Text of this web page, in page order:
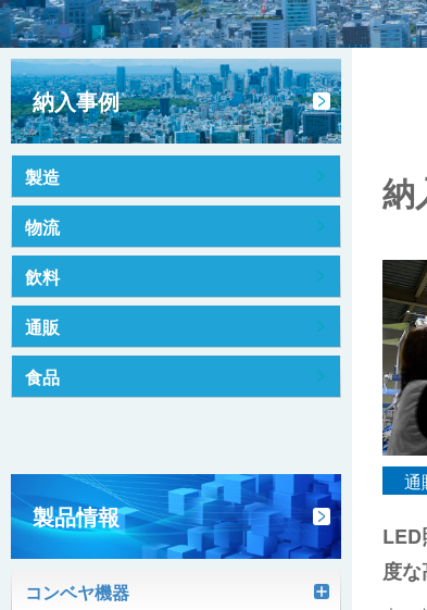
コンベヤ機器の技術情報
ヒント集
沿革
納入事例
製造
物流
飲料
通販
食品
製品情報
コンベヤ機器
納
通
度な